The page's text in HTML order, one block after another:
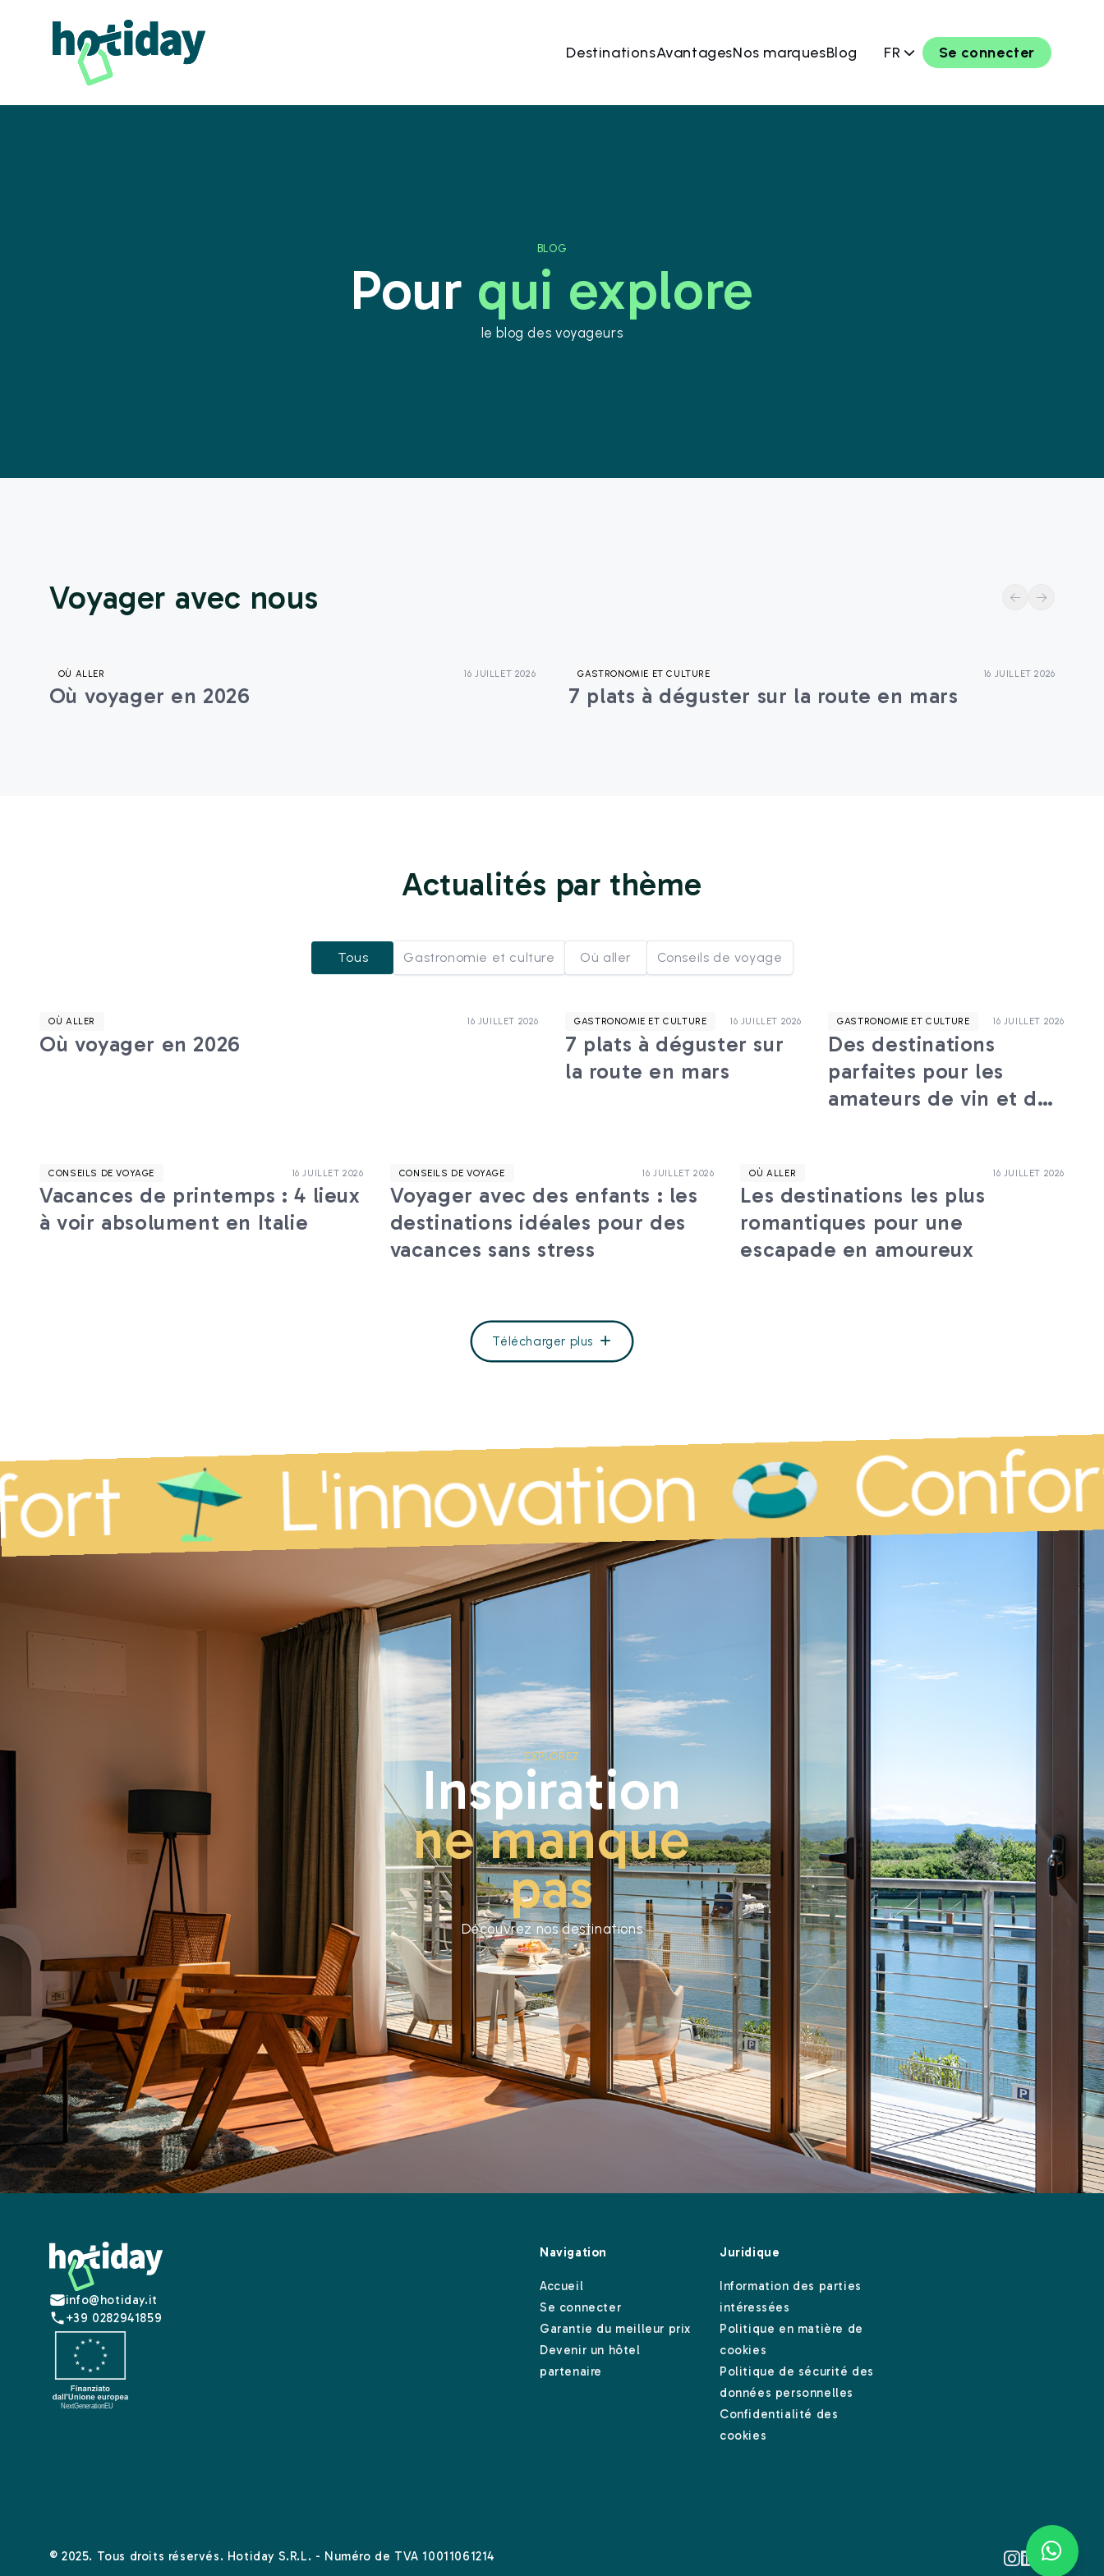
DestinationsAvantagesNos marquesBlog FR Se connecter
BLOG
Pour qui explore
le blog des voyageurs
Voyager avec nous
OÙ ALLER 16 JUILLET 2026
Où voyager en 2026
GASTRONOMIE ET CULTURE 16 JUILLET 2026
7 plats à déguster sur la route en mars
Actualités par thème
Tous Gastronomie et culture Où aller Conseils de voyage
OÙ ALLER 16 JUILLET 2026
Où voyager en 2026
GASTRONOMIE ET CULTURE 16 JUILLET 2026
7 plats à déguster sur
la route en mars
GASTRONOMIE ET CULTURE 16 JUILLET 2026
Des destinations
parfaites pour les
amateurs de vin et de
CONSEILS DE VOYAGE 16 JUILLET 2026
Vacances de printemps : 4 lieux
à voir absolument en Italie
CONSEILS DE VOYAGE 16 JUILLET 2026
Voyager avec des enfants : les
destinations idéales pour des
vacances sans stress
OÙ ALLER 16 JUILLET 2026
Les destinations les plus
romantiques pour une
escapade en amoureux
Télécharger plus
L'innovation Confort
EXPLOREZ
Inspiration
ne manque
pas
Découvrez nos destinations
info@hotiday.it
+39 0282941859
Navigation
Accueil
Se connecter
Garantie du meilleur prix
Devenir un hôtel
partenaire
Juridique
Information des parties
intéressées
Politique en matière de
cookies
Politique de sécurité des
données personnelles
Confidentialité des
cookies
© 2025. Tous droits réservés. Hotiday S.R.L. - Numéro de TVA 10011061214 Instagram
LinkedinFacebook